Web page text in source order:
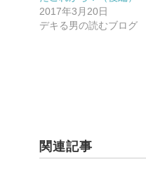
2017年3月20日
デキる男の読むブログ
関連記事